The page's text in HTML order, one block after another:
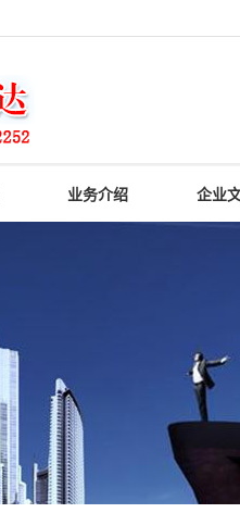
业务介绍 企业